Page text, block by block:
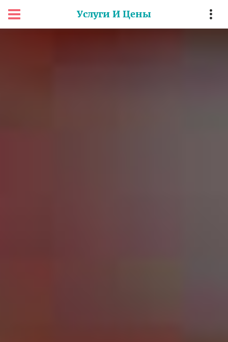
Услуги И Цены